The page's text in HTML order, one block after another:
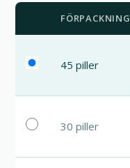
FÖRPACKNING
45 piller
30 piller